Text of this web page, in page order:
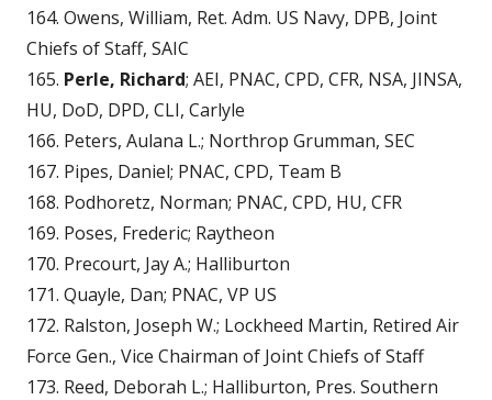
164. Owens, William, Ret. Adm. US Navy, DPB, Joint
Chiefs of Staff, SAIC
165. Perle, Richard; AEI, PNAC, CPD, CFR, NSA, JINSA,
HU, DoD, DPD, CLI, Carlyle
166. Peters, Aulana L.; Northrop Grumman, SEC
167. Pipes, Daniel; PNAC, CPD, Team B
168. Podhoretz, Norman; PNAC, CPD, HU, CFR
169. Poses, Frederic; Raytheon
170. Precourt, Jay A.; Halliburton
171. Quayle, Dan; PNAC, VP US
172. Ralston, Joseph W.; Lockheed Martin, Retired Air
Force Gen., Vice Chairman of Joint Chiefs of Staff
173. Reed, Deborah L.; Halliburton, Pres. Southern